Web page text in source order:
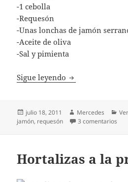
-1 cebolla
-Requesón
-Unas lonchas de jamón
-Aceite de oliva
-Sal y pimienta
Sigue leyendo Calabacín,
Publicado
el
julio 18, 2011 Autor
Mercedes
jamón, requesón 3 comentarios
Hortalizas a la